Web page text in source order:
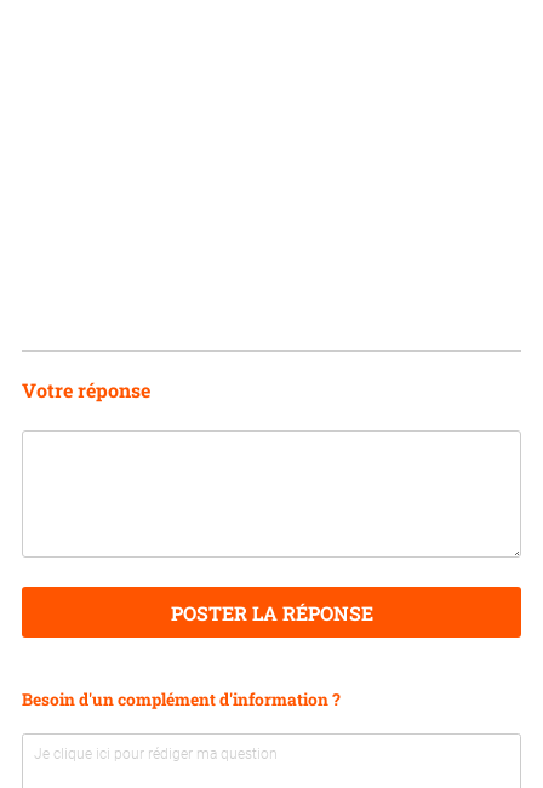
Votre réponse
POSTER LA RÉPONSE
Besoin d'un complément d'information ?